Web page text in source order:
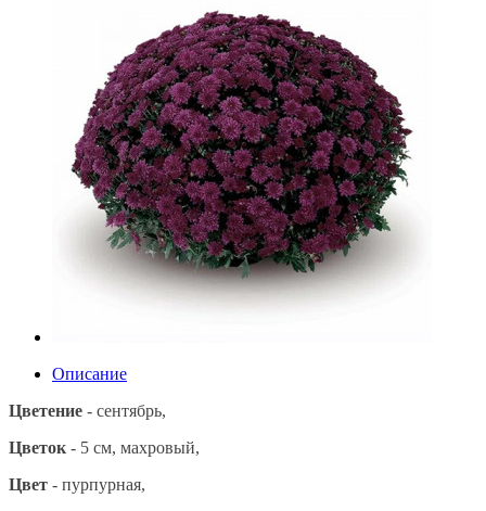
Описание
Цветение - сентябрь,
Цветок - 5 см, махровый,
Цвет - пурпурная,